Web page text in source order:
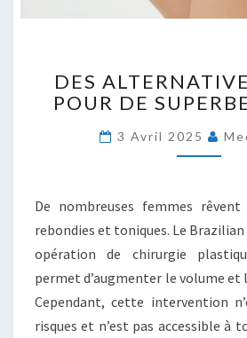
AU
POUR
DE
FESSES
DES
POUR DE
3 Avril 2025
De nombreuses femmes rêvent
rebondies et toniques. Le
opération de chirurgie
permet d’augmenter le volume et
Cependant, cette intervention
risques et n’est pas accessible à